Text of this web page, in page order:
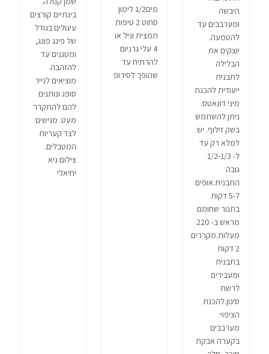
היבשה
ומערבבים עד
להטמעה.
יוצקים את
הבלילה
לתבנית
ייעודית להכנת
מיני דונאטס.
ניתן להשתמש
בשק זילוף. יש
למלא רק עד
ל- 1/2-1/3
גובה
התבנית.אופים
5-7 דקות
בתנור שחומם
מראש ב- 220
מעלות.מקררים
2 דקות
בתבנית
ומעבירים
לרשת
סינון.להכנת
הציפוי:
מערבבים
בקערה אבקת
מים1/2 לימון
סחוט 2 טיפות
תמצית וניל או
4 עלי גרניום
להרתיח עד
שהופך לסירופ
בינתיים קורצים
עיגולים בגודל
של פינג פונג,
ומטגנים עד
להזהבה.
מוציאים לנייר
סופג ונותנים
להם להתקרר
מעט. מגישים
לצד קעריות
המטבלים.
צילום גיא
יחיאלי